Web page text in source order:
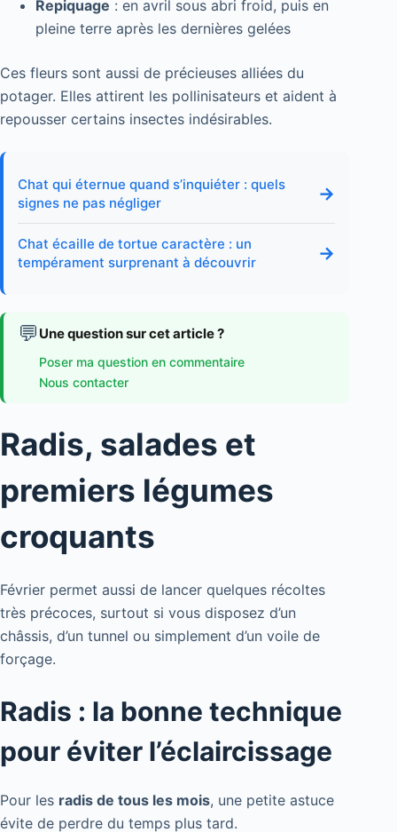
Repiquage : en avril sous abri froid, puis en
pleine terre après les dernières gelées
Ces fleurs sont aussi de précieuses alliées du
potager. Elles attirent les pollinisateurs et aident à
repousser certains insectes indésirables.
Chat qui éternue quand s’inquiéter : quels
signes ne pas négliger
→
Chat écaille de tortue caractère : un
tempérament surprenant à découvrir
→
💬 Une question sur cet article ?
Poser ma question en commentaire
Nous contacter
Radis, salades et
premiers légumes
croquants
Février permet aussi de lancer quelques récoltes
très précoces, surtout si vous disposez d’un
châssis, d’un tunnel ou simplement d’un voile de
forçage.
Radis : la bonne technique
pour éviter l’éclaircissage
Pour les radis de tous les mois, une petite astuce
évite de perdre du temps plus tard.